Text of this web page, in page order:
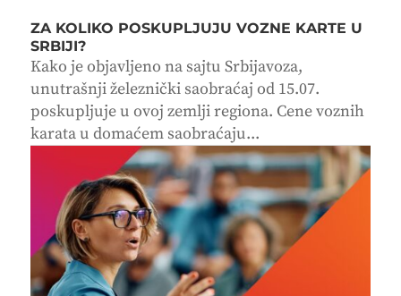
ZA KOLIKO POSKUPLJUJU VOZNE KARTE U
SRBIJI?
Kako je objavljeno na sajtu Srbijavoza,
unutrašnji železnički saobraćaj od 15.07.
poskupljuje u ovoj zemlji regiona. Cene voznih
karata u domaćem saobraćaju...